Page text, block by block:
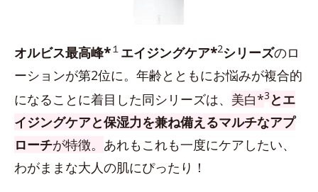
オルビス最高峰*１ エイジングケア*2シリーズのロ
ーションが第2位に。年齢とともにお悩みが複合的
になることに着目した同シリーズは、 美白*3 とエ
イジングケアと保湿力を兼ね備えるマルチなアプ
ローチが特徴。 あれもこれも一度にケアしたい、
わがままな大人の肌にぴったり！